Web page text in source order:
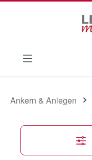
Ankern & Anlegen